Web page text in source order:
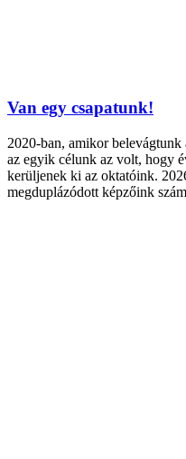
Van egy csapatunk!
2020-ban, amikor belevágtunk
az egyik célunk az volt, hogy
kerüljenek ki az oktatóink.
megduplázódott képzőink